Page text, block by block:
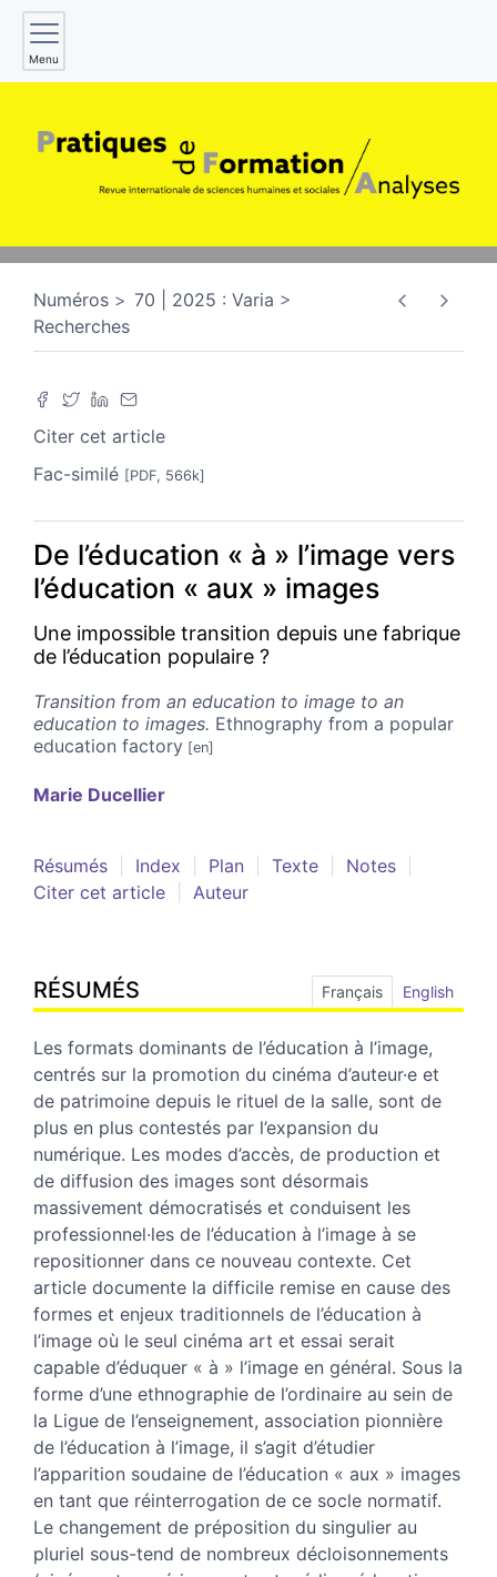
Menu
Numéros
70 | 2025 : Varia
Recherches
Citer cet article
Fac-similé [PDF, 566k]
De l’éducation « à » l’image vers
l’éducation « aux » images
Une impossible transition depuis une fabrique
de l’éducation populaire ?
Transition from an education to image to an
education to images. Ethnography from a popular
education factory
Marie Ducellier
Résumés Index Plan Texte
Notes
Citer cet article
Auteur
RÉSUMÉS Français English
Les formats dominants de l’éducation à l’image,
centrés sur la promotion du cinéma d’auteur·e et
de patrimoine depuis le rituel de la salle, sont de
plus en plus contestés par l’expansion du
numérique. Les modes d’accès, de production et
de diffusion des images sont désormais
massivement démocratisés et conduisent les
professionnel·les de l’éducation à l’image à se
repositionner dans ce nouveau contexte. Cet
article documente la difficile remise en cause des
formes et enjeux traditionnels de l’éducation à
l’image où le seul cinéma art et essai serait
capable d’éduquer « à » l’image en général. Sous la
forme d’une ethnographie de l’ordinaire au sein de
la Ligue de l’enseignement, association pionnière
de l’éducation à l’image, il s’agit d’étudier
l’apparition soudaine de l’éducation « aux » images
en tant que réinterrogation de ce socle normatif.
Le changement de préposition du singulier au
pluriel sous-tend de nombreux décloisonnements